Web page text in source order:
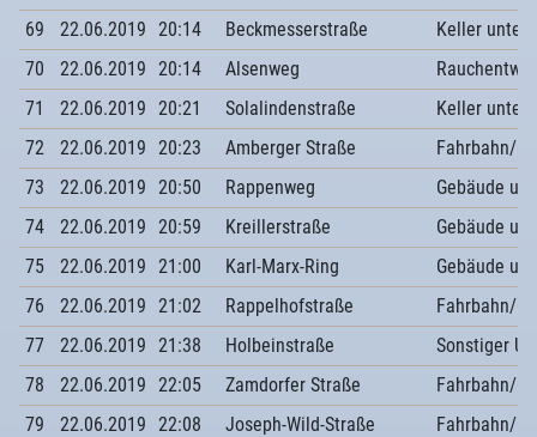
69
22.06.2019 20:14 Beckmesserstraße
Keller unter
70
22.06.2019 20:14 Alsenweg
71
22.06.2019 20:21 Solalindenstraße
Keller unter
72
22.06.2019 20:23 Amberger Straße
Fahrbahn/
73
22.06.2019 20:50 Rappenweg
Gebäude
74
22.06.2019 20:59 Kreillerstraße
Gebäude
75
22.06.2019 21:00 Karl-Marx-Ring
Gebäude
76
22.06.2019 21:02 Rappelhofstraße
Fahrbahn/
77
22.06.2019 21:38 Holbeinstraße
Sonstiger
78
22.06.2019 22:05 Zamdorfer Straße
Fahrbahn/
79
22.06.2019 22:08 Joseph-Wild-Straße Fahrbahn/